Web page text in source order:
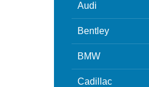
Audi
Bentley
BMW
Cadillac